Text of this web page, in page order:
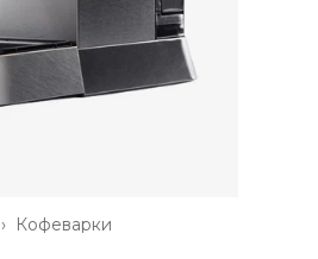
Кофеварки
›